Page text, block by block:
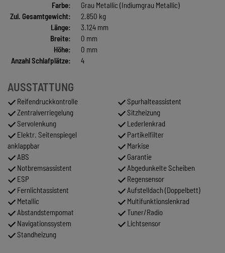
Farbe:
Grau Metallic (Indiumgrau Metallic)
Zul. Gesamtgewicht:
2.850 kg
Länge:
3.124 mm
Breite:
0 mm
Höhe:
0 mm
Anzahl Schlafplätze:
4
AUSSTATTUNG
Reifendruckkontrolle
Zentralverriegelung
Servolenkung
Elektr. Seitenspiegel
anklappbar
ABS
Notbremsassistent
ESP
Fernlichtassistent
Metallic
Abstandstempomat
Navigationssystem
Standheizung
Spurhalteassistent
Sitzheizung
Lederlenkrad
Partikelfilter
Markise
Garantie
Abgedunkelte Scheiben
Regensensor
Aufstelldach (Doppelbett)
Multifunktionslenkrad
Tuner/Radio
Lichtsensor